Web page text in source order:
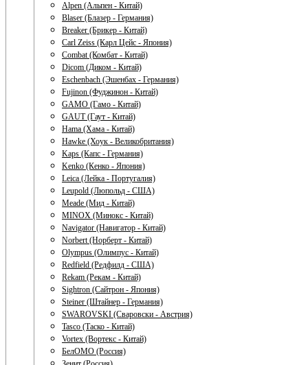
Alpen (Альпен - Китай)
Blaser (Блазер - Германия)
Breaker (Брикер - Китай)
Carl Zeiss (Карл Цейс - Япония)
Combat (Комбат - Китай)
Dicom (Диком - Китай)
Eschenbach (Эшенбах - Германия)
Fujinon (Фуджинон - Китай)
GAMO (Гамо - Китай)
GAUT (Гаут - Китай)
Hama (Хама - Китай)
Hawke (Хоук - Великобритания)
Kaps (Капс - Германия)
Kenko (Кенко - Япония)
Leica (Лейка - Португалия)
Leupold (Люпольд - США)
Meade (Мид - Китай)
MINOX (Минокс - Китай)
Navigator (Навигатор - Китай)
Norbert (Норберт - Китай)
Olympus (Олимпус - Китай)
Redfield (Редфилд - США)
Rekam (Рекам - Китай)
Sightron (Сайтрон - Япония)
Steiner (Штайнер - Германия)
SWAROVSKI (Сваровски - Австрия)
Tasco (Таско - Китай)
Vortex (Вортекс - Китай)
БелОМО (Россия)